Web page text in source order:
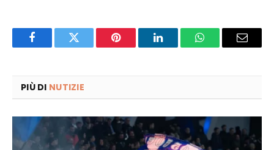
FacebookTwitter Pinterest LinkedInWhatsAppEmail
PIÙ DI NUTIZIE